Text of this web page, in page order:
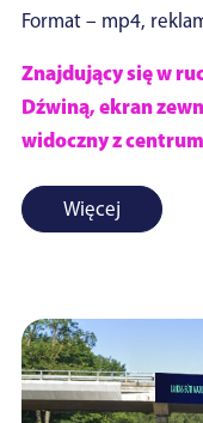
Format – mp4,
Znajdujący się w
Dźwiną, ekran
widoczny z
Więcej